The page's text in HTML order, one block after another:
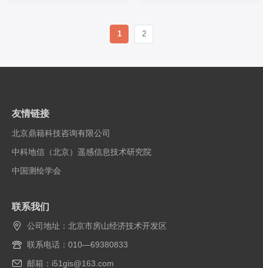
1 2
友情链接
北京鼎籍科技咨询有限公司
中科地信（北京）遥感信息技术研究院
中国测绘学会
联系我们
公司地址：北京市房山经济技术开发区
联系电话：010—69380833
邮箱：i51gis@163.com